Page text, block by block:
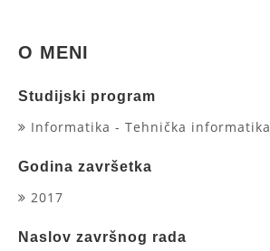
O MENI
Studijski program
Informatika - Tehnička informatika
Godina završetka
2017
Naslov završnog rada